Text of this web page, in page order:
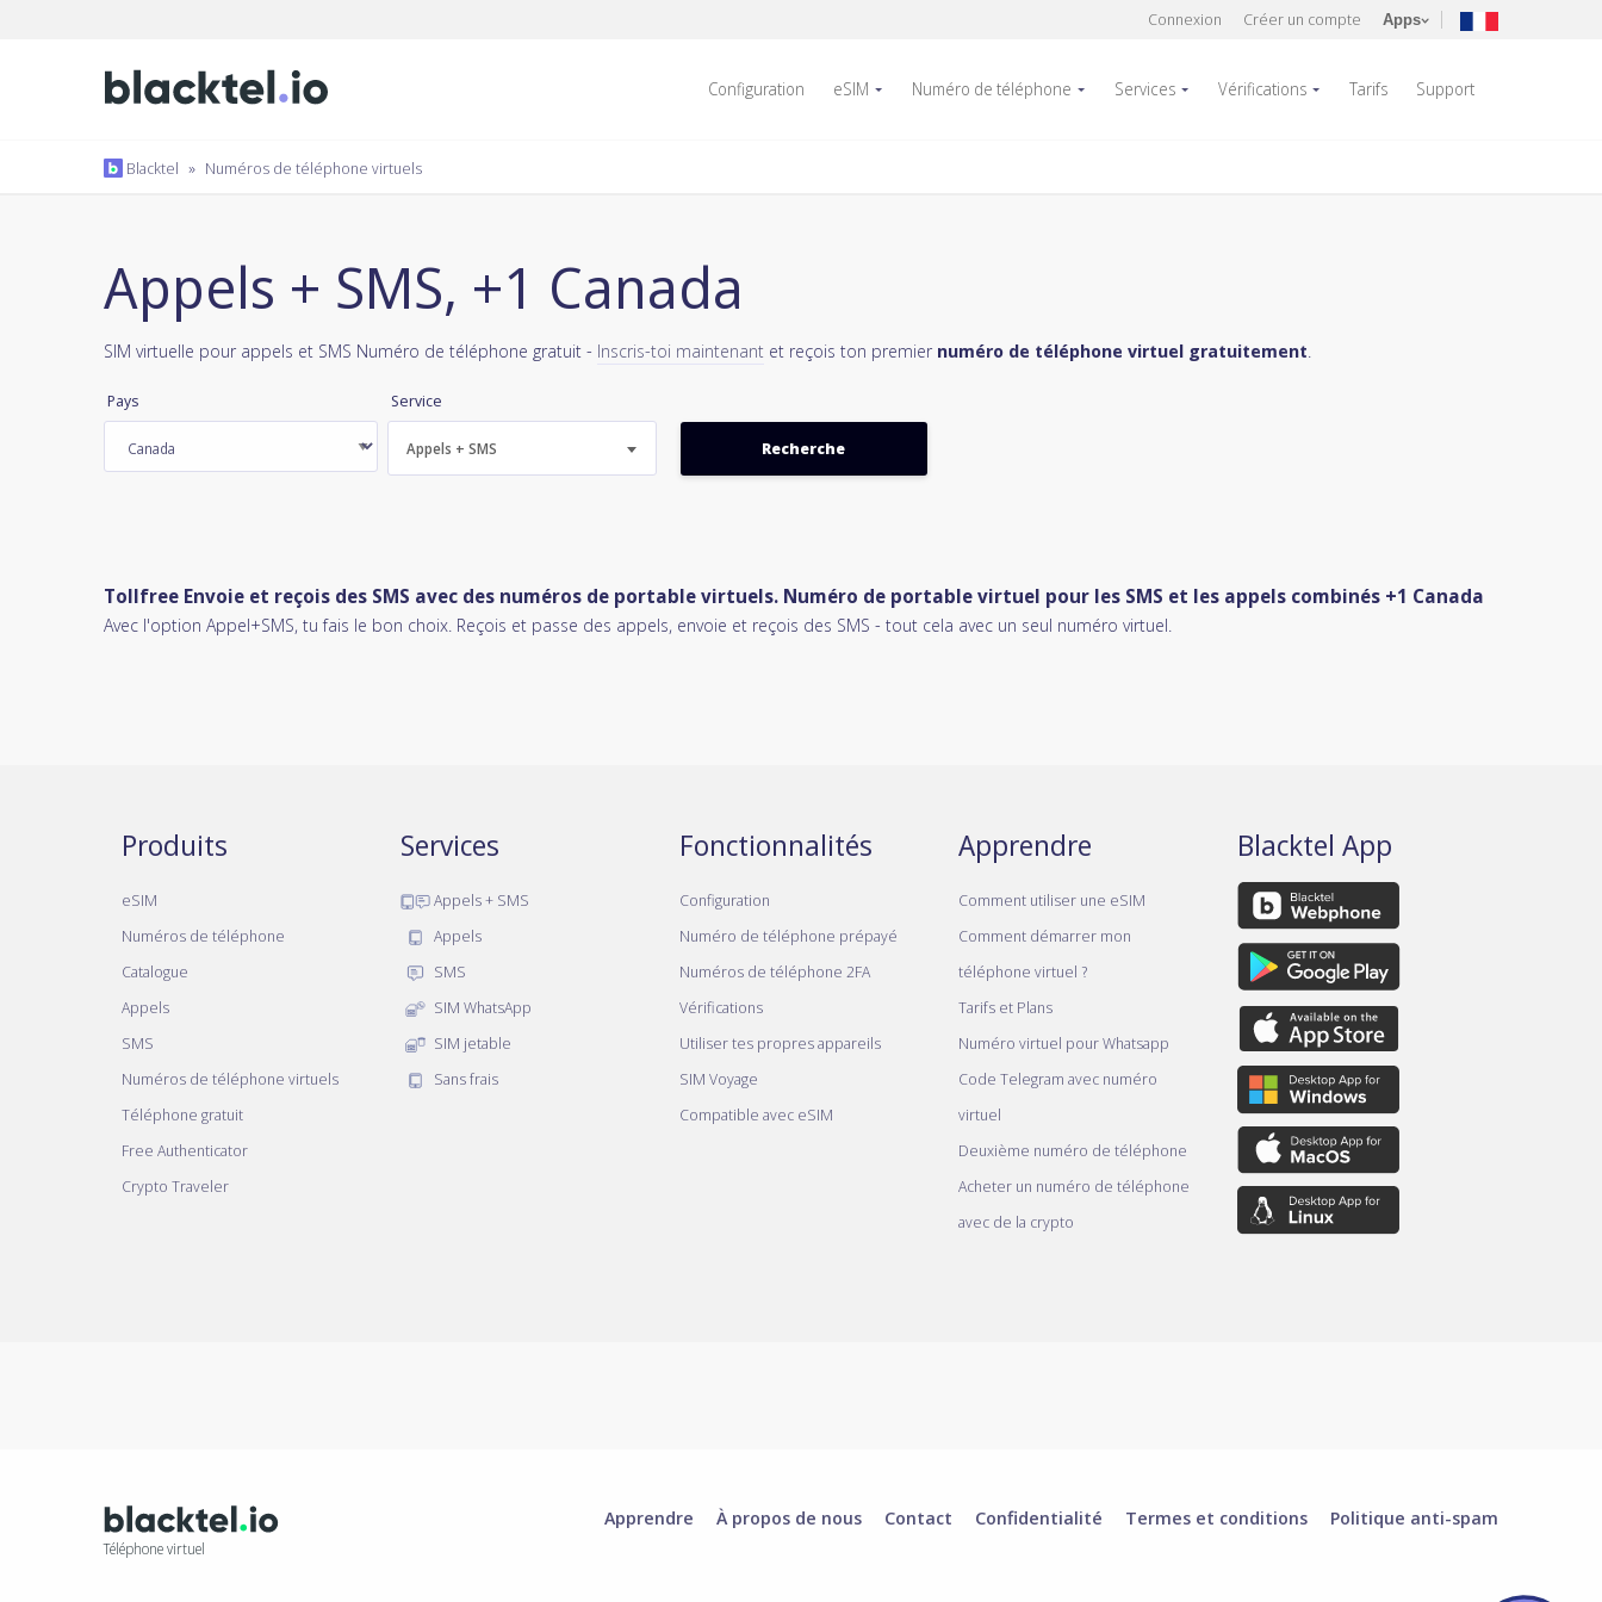
Connexion Créer un compte Apps
Configuration eSIM Numéro de téléphone Services Vérifications Tarifs Support
Blacktel » Numéros de téléphone virtuels
Appels + SMS, +1 Canada
SIM virtuelle pour appels et SMS Numéro de téléphone gratuit - Inscris-toi maintenant et reçois ton premier numéro de téléphone virtuel gratuitement.
Pays Service
Appels + SMS
Tollfree Envoie et reçois des SMS avec des numéros de portable virtuels. Numéro de portable virtuel pour les SMS et les appels combinés +1 Canada
Avec l'option Appel+SMS, tu fais le bon choix. Reçois et passe des appels, envoie et reçois des SMS - tout cela avec un seul numéro virtuel.
Produits
eSIM
Numéros de téléphone
Catalogue
Appels
SMS
Numéros de téléphone virtuels
Téléphone gratuit
Free Authenticator
Crypto Traveler
Services
Appels + SMS
Appels
SMS
SIM WhatsApp
SIM jetable
Sans frais
Fonctionnalités
Configuration
Numéro de téléphone prépayé
Numéros de téléphone 2FA
Vérifications
Utiliser tes propres appareils
SIM Voyage
Compatible avec eSIM
Apprendre
Comment utiliser une eSIM
Comment démarrer mon
téléphone virtuel ?
Tarifs et Plans
Numéro virtuel pour Whatsapp
Code Telegram avec numéro
virtuel
Deuxième numéro de téléphone
Acheter un numéro de téléphone
avec de la crypto
Blacktel App
Téléphone virtuel
Apprendre À propos de nous Contact Confidentialité Termes et conditions Politique anti-spam